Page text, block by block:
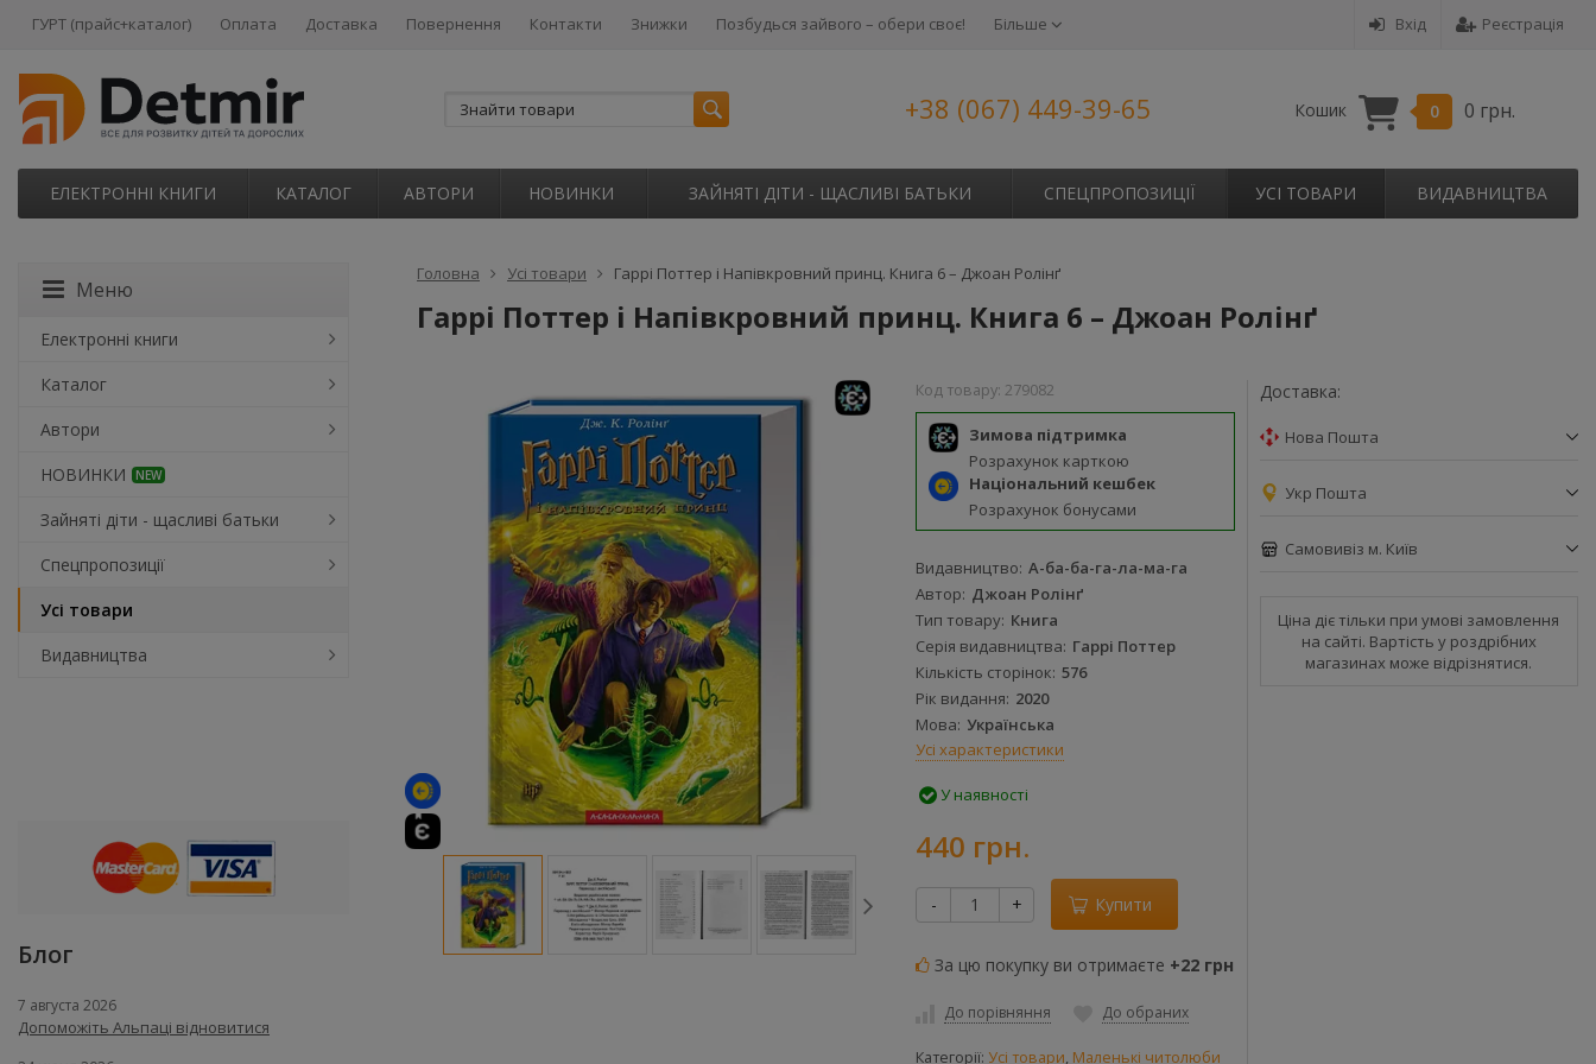
Вхід Реєстрація
ГУРТ (прайс+каталог) Оплата Доставка Повернення Контакти Знижки Позбудься зайвого – обери своє! Більше
+38 (067) 449-39-65 Кошик 0 0 грн.
ЕЛЕКТРОННІ КНИГИ КАТАЛОГ АВТОРИ НОВИНКИ ЗАЙНЯТІ ДІТИ - ЩАСЛИВІ БАТЬКИ СПЕЦПРОПОЗИЦІЇ УСІ ТОВАРИ ВИДАВНИЦТВА
Головна Усі товари Гаррі Поттер і Напівкровний принц. Книга 6 – Джоан Ролінґ
Гаррі Поттер і Напівкровний принц. Книга 6 – Джоан Ролінґ
Код товару: 279082
Зимова підтримка
Розрахунок карткою
Національний кешбек
Розрахунок бонусами
Видавництво А-ба-ба-га-ла-ма-га
Автор Джоан Ролінґ
Тип товару Книга
Серія видавництва Гаррі Поттер
Кількість сторінок 576
Рік видання 2020
Мова Українська
Усі характеристики
У наявності
440 грн.
- + Купити
За цю покупку ви отримаєте +22 грн
До порівняння До обраних
Категорії: Усі товари, Маленькі читолюби
Доставка:
Нова Пошта
Укр Пошта
Самовивіз м. Київ
Ціна діє тільки при умові замовлення
на сайті. Вартість у роздрібних
магазинах може відрізнятися.
Меню
Електронні книги
Каталог
Автори
НОВИНКИ
NEW
Зайняті діти - щасливі батьки
Спецпропозиції
Усі товари
Видавництва
Блог
7 августа 2026
Допоможіть Альпаці відновитися